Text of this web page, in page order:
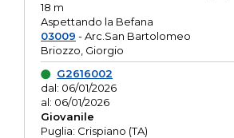
18 m
Aspettando la Befana
03009 - Arc.San Bartolomeo
Briozzo, Giorgio
G2616002
dal: 06/01/2026
al: 06/01/2026
Giovanile
Puglia: Crispiano (TA)